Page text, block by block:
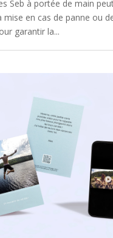
Seb à portée de main
mise en cas de panne ou
garantir la...